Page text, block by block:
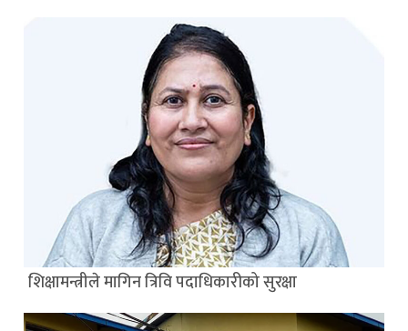
शिक्षामन्त्रीले मागिन त्रिवि पदाधिकारीको सुरक्षा